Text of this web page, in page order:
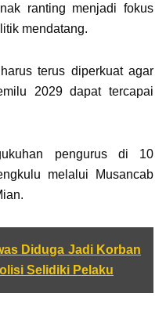
ranting menjadi fokus
mendatang.
terus diperkuat agar
2029 dapat tercapai
pengurus di 10
melalui Musancab
Diduga Jadi Korban
Selidiki Pelaku